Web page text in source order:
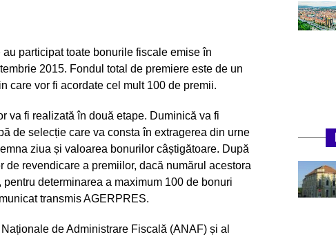
au participat toate bonurile fiscale emise în
2015. Fondul total de premiere este de un
care vor fi acordate cel mult 100 de premii.
va fi realizată în două etape. Duminică va fi
de selecție care va consta în extragerea din urne
ziua și valoarea bonurilor câștigătoare. După
de revendicare a premiilor, dacă numărul acestora
determinarea a maximum 100 de bonuri
transmis AGERPRES.
de Administrare Fiscală (ANAF) și al